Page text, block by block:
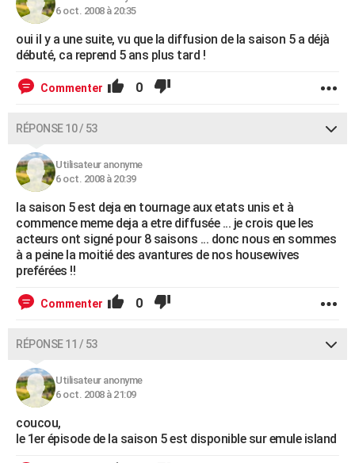
6 oct. 2008 à 20:35
oui il y a une suite, vu que la diffusion de la saison 5 a déjà
débuté, ca reprend 5 ans plus tard !
Commenter 0
RÉPONSE 10 / 53
Utilisateur anonyme
6 oct. 2008 à 20:39
la saison 5 est deja en tournage aux etats unis et à
commence meme deja a etre diffusée ... je crois que les
acteurs ont signé pour 8 saisons ... donc nous en sommes
à a peine la moitié des avantures de nos housewives
preférées !!
Commenter 0
RÉPONSE 11 / 53
Utilisateur anonyme
6 oct. 2008 à 21:09
coucou,
le 1er épisode de la saison 5 est disponible sur emule island